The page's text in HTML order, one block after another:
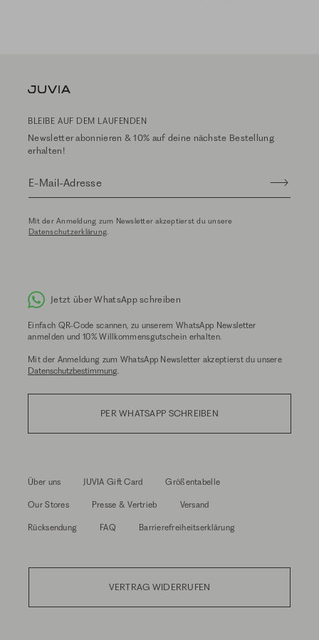
BLEIBE AUF DEM LAUFENDEN
Newsletter abonnieren & 10% auf deine nächste Bestellung
erhalten!
E-Mail-Adresse
Mit der Anmeldung zum Newsletter akzeptierst du unsere
Datenschutzerklärung.
Jetzt über WhatsApp schreiben
Einfach QR-Code scannen, zu unserem WhatsApp Newsletter
anmelden und 10% Willkommensgutschein erhalten.
Mit der Anmeldung zum WhatsApp Newsletter akzeptierst du unsere
Datenschutzbestimmung.
PER WHATSAPP SCHREIBEN
Über uns JUVIA Gift Card Größentabelle
Our Stores Presse & Vertrieb Versand
Rücksendung FAQ Barrierefreiheitserklärung
VERTRAG WIDERRUFEN